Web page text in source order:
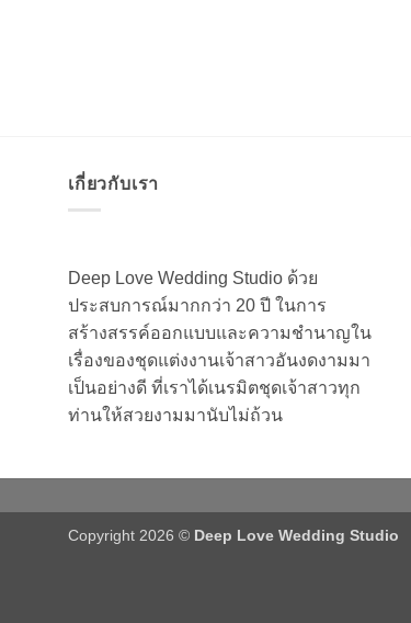
เกี่ยวกับเรา
Deep Love Wedding Studio ด้วย
ประสบการณ์มากกว่า 20 ปี ในการ
สร้างสรรค์ออกแบบและความชำนาญใน
เรื่องของชุดแต่งงานเจ้าสาวอันงดงามมา
เป็นอย่างดี ที่เราได้เนรมิตชุดเจ้าสาวทุก
ท่านให้สวยงามมานับไม่ถ้วน
Copyright 2026 © Deep Love Wedding Studio